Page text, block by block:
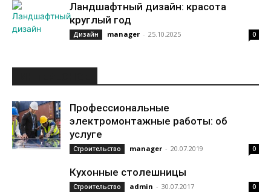
Ландшафтный дизайн: красота
круглый год
Дизайн manager - 25.10.2025 0
Профессиональные
электромонтажные работы: об
услуге
Строительство manager - 20.07.2019 0
Кухонные столешницы
Строительство admin - 30.07.2017 0